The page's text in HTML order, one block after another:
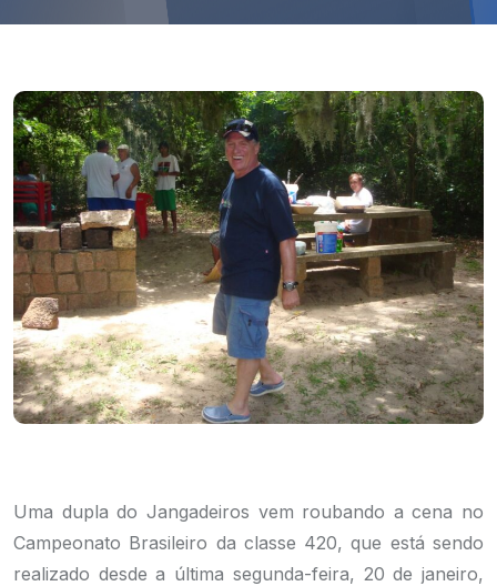
Uma dupla do Jangadeiros vem roubando a cena no
Campeonato Brasileiro da classe 420, que está sendo
realizado desde a última segunda-feira, 20 de janeiro,